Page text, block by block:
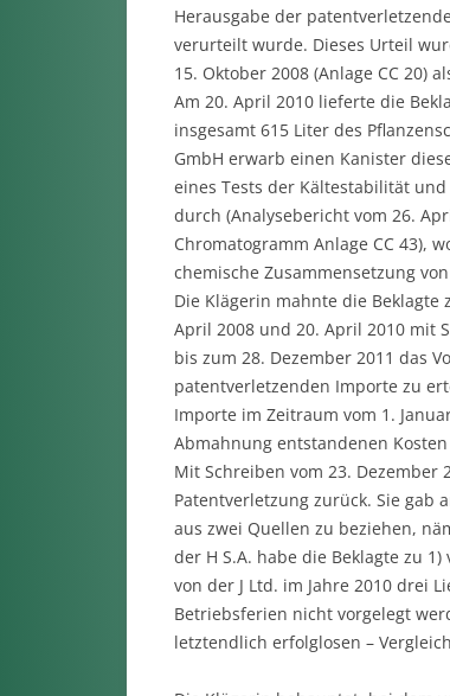
Herausgabe der
verurteilt wurde. Dieses Urteil
15. Oktober 2008 (Anlage CC 20)
Am 20. April 2010 lieferte die
insgesamt 615 Liter des
GmbH erwarb einen Kanister
eines Tests der Kältestabilität
durch (Analysebericht vom 26.
Chromatogramm Anlage CC 43),
chemische Zusammensetzung
Die Klägerin mahnte die Beklagte
April 2008 und 20. April 2010 mit
bis zum 28. Dezember 2011 das
patentverletzenden Importe zu
Importe im Zeitraum vom 1.
Abmahnung entstandenen
Mit Schreiben vom 23. Dezember
Patentverletzung zurück. Sie gab
aus zwei Quellen zu beziehen,
der H S.A. habe die Beklagte zu
von der J Ltd. im Jahre 2010 drei
Betriebsferien nicht vorgelegt
letztendlich erfolglosen –